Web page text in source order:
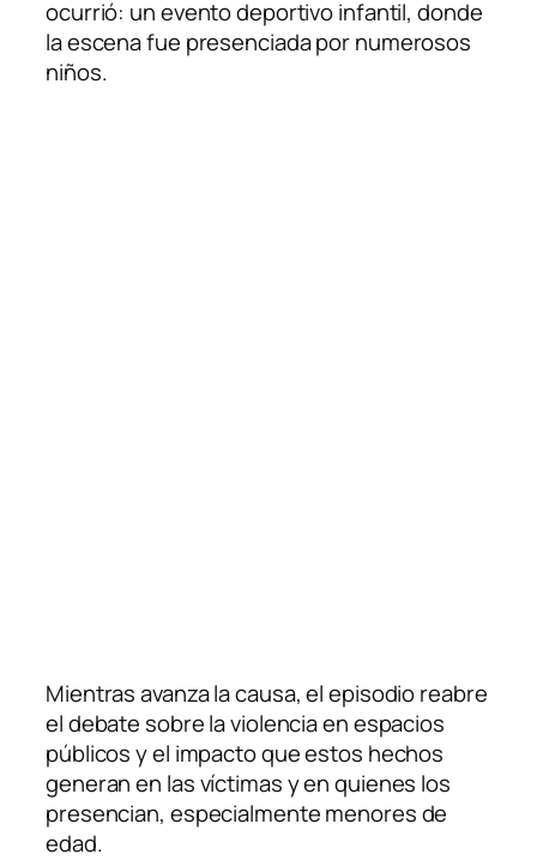
ocurrió: un evento deportivo infantil, donde
la escena fue presenciada por numerosos
niños.
Mientras avanza la causa, el episodio reabre
el debate sobre la violencia en espacios
públicos y el impacto que estos hechos
generan en las víctimas y en quienes los
presencian, especialmente menores de
edad.